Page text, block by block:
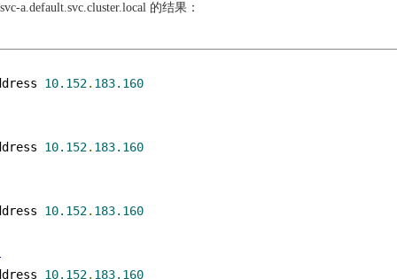
a.default.svc.cluster.local 的结果：
10.152. 183.160
10.152. 183.160
10.152. 183.160
10.152. 183.160